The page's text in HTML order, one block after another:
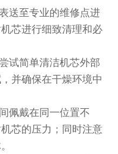
至专业的维修点进
芯进行细致清理和必
简单清洁机芯外部
并确保在干燥环境中
戴在同一位置不
芯的压力；同时注意